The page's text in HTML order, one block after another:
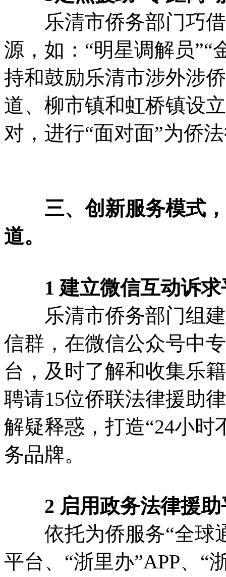
乐清市侨务部门巧借
源，如：“明星调解员”“
持和鼓励乐清市涉外涉
道、柳市镇和虹桥镇设
对，进行“面对面”为侨
三、创新服务模式
道。
1 建立微信互动诉
乐清市侨务部门组建
信群，在微信公众号中
台，及时了解和收集乐
聘请15位侨联法律援助
解疑释惑，打造“24小时
务品牌。
2 启用政务法律援
依托为侨服务“全球
平台、“浙里办”APP、“